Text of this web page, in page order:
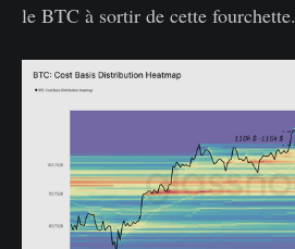
le BTC à sortir de cette fourchette.